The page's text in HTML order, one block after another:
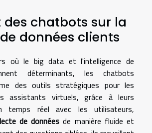
des chatbots sur la
données clients
où le big data et l'intelligence de
déterminants, les chatbots
des outils stratégiques pour les
assistants virtuels, grâce à leurs
temps réel avec les utilisateurs,
de données de manière fluide et